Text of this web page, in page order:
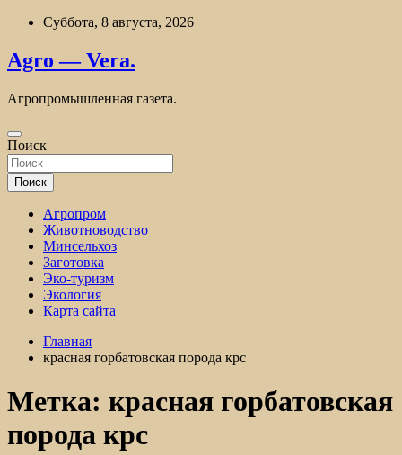
Перейти
содержимому
Суббота, 8 августа, 2026
Agro — Vera.
Агропромышленная газета.
Поиск
Поиск
Агропром
Животноводство
Минсельхоз
Заготовка
Эко-туризм
Экология
Карта сайта
Главная
красная горбатовская порода крс
Метка: красная горбатовская
порода крс